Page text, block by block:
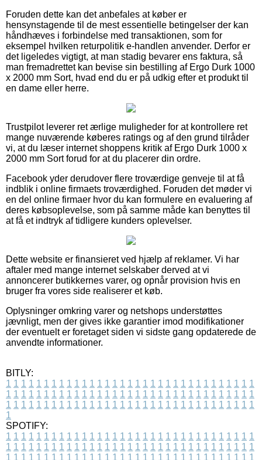
Foruden dette kan det anbefales at køber er
hensynstagende til de mest essentielle betingelser der kan
håndhæves i forbindelse med transaktionen, som for
eksempel hvilken returpolitik e-handlen anvender. Derfor er
det ligeledes vigtigt, at man stadig bevarer ens faktura, så
man fremadrettet kan bevise sin bestilling af Ergo Durk 1000
x 2000 mm Sort, hvad end du er på udkig efter et produkt til
en dame eller herre.
Trustpilot leverer ret ærlige muligheder for at kontrollere ret
mange nuværende køberes ratings og af den grund tilråder
vi, at du læser internet shoppens kritik af Ergo Durk 1000 x
2000 mm Sort forud for at du placerer din ordre.
Facebook yder derudover flere troværdige genveje til at få
indblik i online firmaets troværdighed. Foruden det møder vi
en del online firmaer hvor du kan formulere en evaluering af
deres købsoplevelse, som på samme måde kan benyttes til
at få et indtryk af tidligere kunders oplevelser.
Dette website er finansieret ved hjælp af reklamer. Vi har
aftaler med mange internet selskaber derved at vi
annoncerer butikkernes varer, og opnår provision hvis en
bruger fra vores side realiserer et køb.
Oplysninger omkring varer og netshops understøttes
jævnligt, men der gives ikke garantier imod modifikationer
der eventuelt er foretaget siden vi sidste gang opdaterede de
anvendte informationer.
BITLY:
1 1 1 1 1 1 1 1 1 1 1 1 1 1 1 1 1 1 1 1 1 1 1 1 1 1 1 1 1 1 1 1 1
1 1 1 1 1 1 1 1 1 1 1 1 1 1 1 1 1 1 1 1 1 1 1 1 1 1 1 1 1 1 1 1 1
1 1 1 1 1 1 1 1 1 1 1 1 1 1 1 1 1 1 1 1 1 1 1 1 1 1 1 1 1 1 1 1 1
1
SPOTIFY:
1 1 1 1 1 1 1 1 1 1 1 1 1 1 1 1 1 1 1 1 1 1 1 1 1 1 1 1 1 1 1 1 1
1 1 1 1 1 1 1 1 1 1 1 1 1 1 1 1 1 1 1 1 1 1 1 1 1 1 1 1 1 1 1 1 1
1 1 1 1 1 1 1 1 1 1 1 1 1 1 1 1 1 1 1 1 1 1 1 1 1 1 1 1 1 1 1 1 1